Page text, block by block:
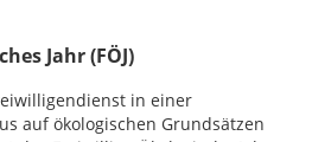
Jahr (FÖJ)
in einer
auf ökologischen Grundsätzen